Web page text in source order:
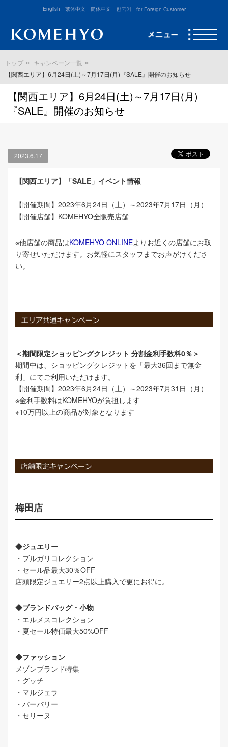
English 繁体中文 簡体中文 한국어 for Foreign Customer
トップ
キャンペーン一覧
【関西エリア】6月24日(土)～7月17日(月)『SALE』開催のお知らせ
【関西エリア】6月24日(土)～7月17日(月)
『SALE』開催のお知らせ
2023.6.17
【関西エリア】「SALE」イベント情報
【開催期間】2023年6月24日（土）～2023年7月17日（月）
【開催店舗】KOMEHYO全販売店舗
※他店舗の商品はKOMEHYO ONLINEよりお近くの店舗にお取
り寄せいただけます。お気軽にスタッフまでお声がけくださ
い。
＜期間限定ショッピングクレジット 分割金利手数料0％＞
期間中は、ショッピングクレジットを「最大36回まで無金
利」にてご利用いただけます。
【開催期間】2023年6月24日（土）～2023年7月31日（月）
※金利手数料はKOMEHYOが負担します
※10万円以上の商品が対象となります
梅田店
◆ジュエリー
・ブルガリコレクション
・セール品最大30％OFF
店頭限定ジュエリー2点以上購入で更にお得に。
◆ブランドバッグ・小物
・エルメスコレクション
・夏セール特価最大50%OFF
◆ファッション
メゾンブランド特集
・グッチ
・マルジェラ
・バーバリー
・セリーヌ